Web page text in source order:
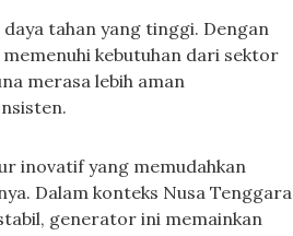
tahan yang tinggi. Dengan
kebutuhan dari sektor
merasa lebih aman
inovatif yang memudahkan
Dalam konteks Nusa Tenggara
generator ini memainkan